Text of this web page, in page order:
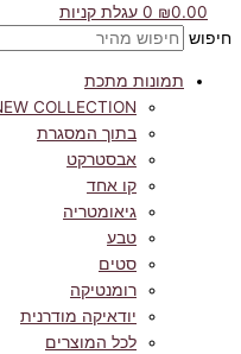
₪0.00
0
עגלת קניות
חיפוש
תמונות מתכת
NEW COLLECTION
בתוך המסגרת
אבסטרקט
קו אחד
גיאומטריה
טבע
סטים
רומנטיקה
יודאיקה מודרנית
לכל המוצרים